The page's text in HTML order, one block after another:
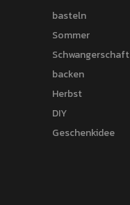
basteln
Sommer
Schwangerschaft
backen
Herbst
DIY
Geschenkidee